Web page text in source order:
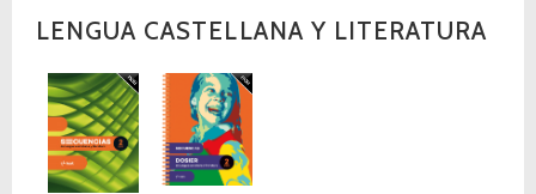
LENGUA CASTELLANA Y LITERATURA